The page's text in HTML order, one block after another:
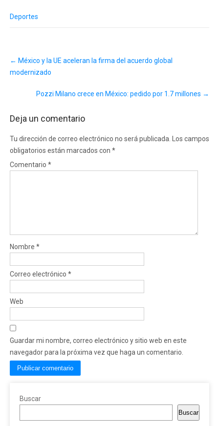
Deportes
navigation
← México y la UE aceleran la firma del acuerdo global
modernizado
Pozzi Milano crece en México: pedido por 1.7 millones →
Deja un comentario
Tu dirección de correo electrónico no será publicada.
Los campos
obligatorios están marcados con *
Comentario *
Nombre *
Correo electrónico *
Web
Guardar mi nombre, correo electrónico y sitio web en este
navegador para la próxima vez que haga un comentario.
Buscar
Buscar